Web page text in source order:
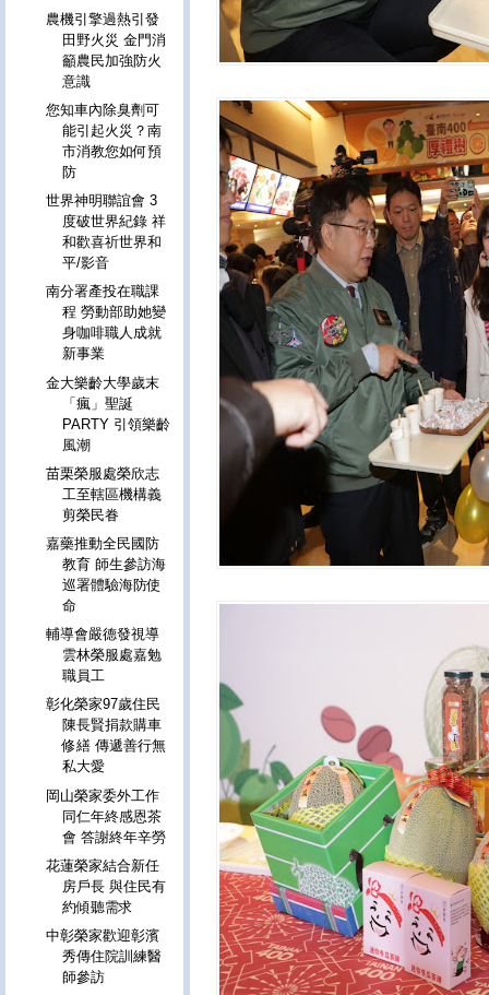
農機引擎過熱引發
田野火災 金門消
籲農民加強防火
意識
您知車內除臭劑可
能引起火災？南
市消教您如何預
防
世界神明聯誼會 3
度破世界紀錄 祥
和歡喜祈世界和
平/影音
南分署產投在職課
程 勞動部助她變
身咖啡職人成就
新事業
金大樂齡大學歲末
「瘋」聖誕
PARTY 引領樂齡
風潮
苗栗榮服處榮欣志
工至轄區機構義
剪榮民眷
嘉藥推動全民國防
教育 師生參訪海
巡署體驗海防使
命
輔導會嚴德發視導
雲林榮服處嘉勉
職員工
彰化榮家97歲住民
陳長賢捐款購車
修繕 傳遞善行無
私大愛
岡山榮家委外工作
同仁年終感恩茶
會 答謝終年辛勞
花蓮榮家結合新任
房戶長 與住民有
約傾聽需求
中彰榮家歡迎彰濱
秀傳住院訓練醫
師參訪